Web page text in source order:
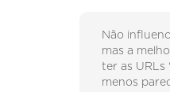
Não
mas a
ter as URLs
menos